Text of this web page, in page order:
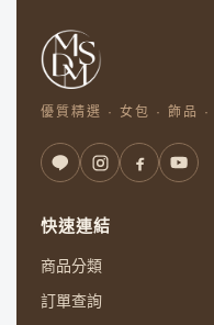
優質精選 · 女包 · 飾品 ·
快速連結
商品分類
訂單查詢